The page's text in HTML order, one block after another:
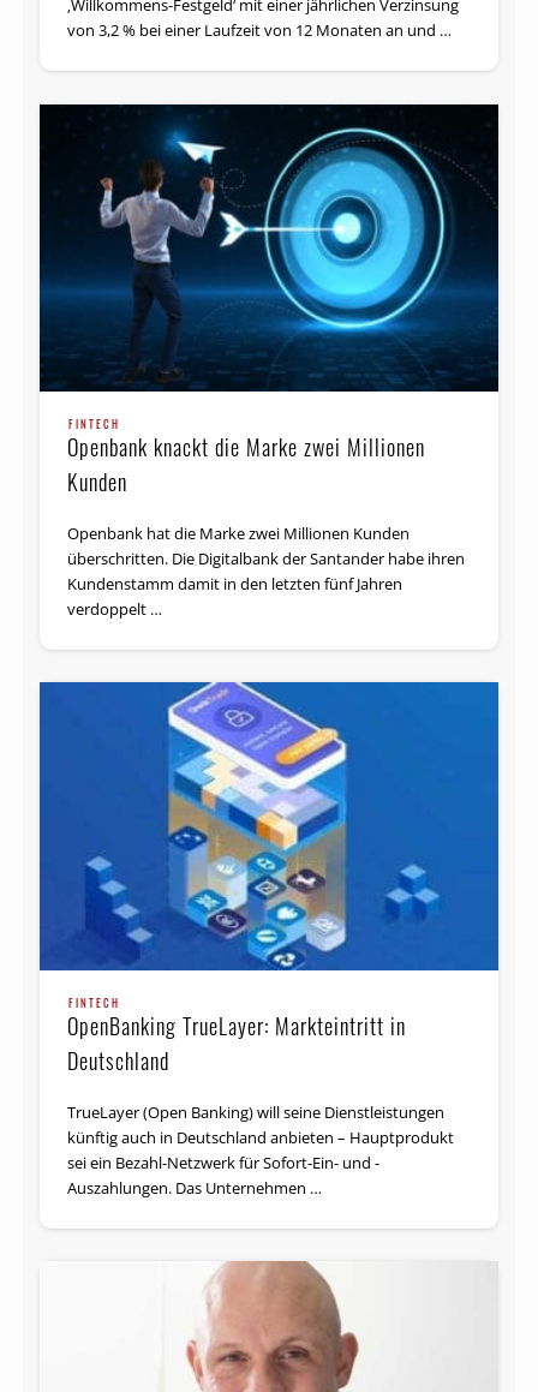
‚Willkommens-Festgeld‘ mit einer jährlichen Verzinsung
von 3,2 % bei einer Laufzeit von 12 Monaten an und …
FINTECH
Openbank knackt die Marke zwei Millionen
Kunden
Openbank hat die Marke zwei Millionen Kunden
überschritten. Die Digitalbank der Santander habe ihren
Kundenstamm damit in den letzten fünf Jahren
verdoppelt …
FINTECH
OpenBanking TrueLayer: Markteintritt in
Deutschland
TrueLayer (Open Banking) will seine Dienst­leistungen
künftig auch in Deutschland anbieten – Hauptprodukt
sei ein Bezahl-Netzwerk für Sofort-Ein- und -
Auszahlungen. Das Unternehmen …